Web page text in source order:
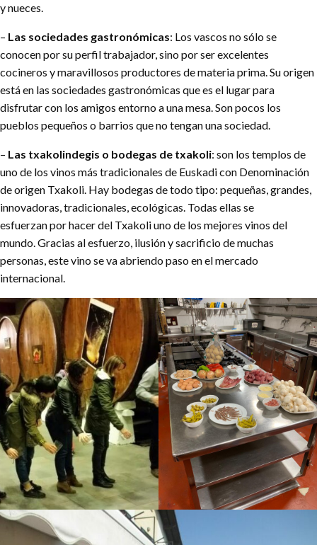
y nueces.
– Las sociedades gastronómicas: Los vascos no sólo se
conocen por su perfil trabajador, sino por ser excelentes
cocineros y maravillosos productores de materia prima. Su origen
está en las sociedades gastronómicas que es el lugar para
disfrutar con los amigos entorno a una mesa. Son pocos los
pueblos pequeños o barrios que no tengan una sociedad.
– Las txakolindegis o bodegas de txakoli: son los templos de
uno de los vinos más tradicionales de Euskadi con Denominación
de origen Txakoli. Hay bodegas de todo tipo: pequeñas, grandes,
innovadoras, tradicionales, ecológicas. Todas ellas se
esfuerzan por hacer del Txakoli uno de los mejores vinos del
mundo. Gracias al esfuerzo, ilusión y sacrificio de muchas
personas, este vino se va abriendo paso en el mercado
internacional.